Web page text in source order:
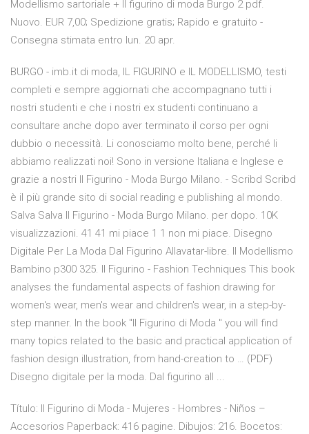
Modellismo sartoriale + Il figurino di moda Burgo 2 pdf.
Nuovo. EUR 7,00; Spedizione gratis; Rapido e gratuito -
Consegna stimata entro lun. 20 apr.
BURGO - imb.it di moda, IL FIGURINO e IL MODELLISMO, testi
completi e sempre aggiornati che accompagnano tutti i
nostri studenti e che i nostri ex studenti continuano a
consultare anche dopo aver terminato il corso per ogni
dubbio o necessità. Li conosciamo molto bene, perché li
abbiamo realizzati noi! Sono in versione Italiana e Inglese e
grazie a nostri Il Figurino - Moda Burgo Milano. - Scribd Scribd
è il più grande sito di social reading e publishing al mondo.
Salva Salva Il Figurino - Moda Burgo Milano. per dopo. 10K
visualizzazioni. 41 41 mi piace 1 1 non mi piace. Disegno
Digitale Per La Moda Dal Figurino Allavatar-libre. Il Modellismo
Bambino p300 325. Il Figurino - Fashion Techniques This book
analyses the fundamental aspects of fashion drawing for
women's wear, men's wear and children's wear, in a step-by-
step manner. In the book "Il Figurino di Moda " you will find
many topics related to the basic and practical application of
fashion design illustration, from hand-creation to … (PDF)
Disegno digitale per la moda. Dal figurino all ...
Título: Il Figurino di Moda - Mujeres - Hombres - Niños –
Accesorios Paperback: 416 pagine. Dibujos: 216. Bocetos: